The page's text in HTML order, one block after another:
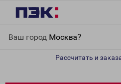
Ваш город Москва?
Рассчитать и